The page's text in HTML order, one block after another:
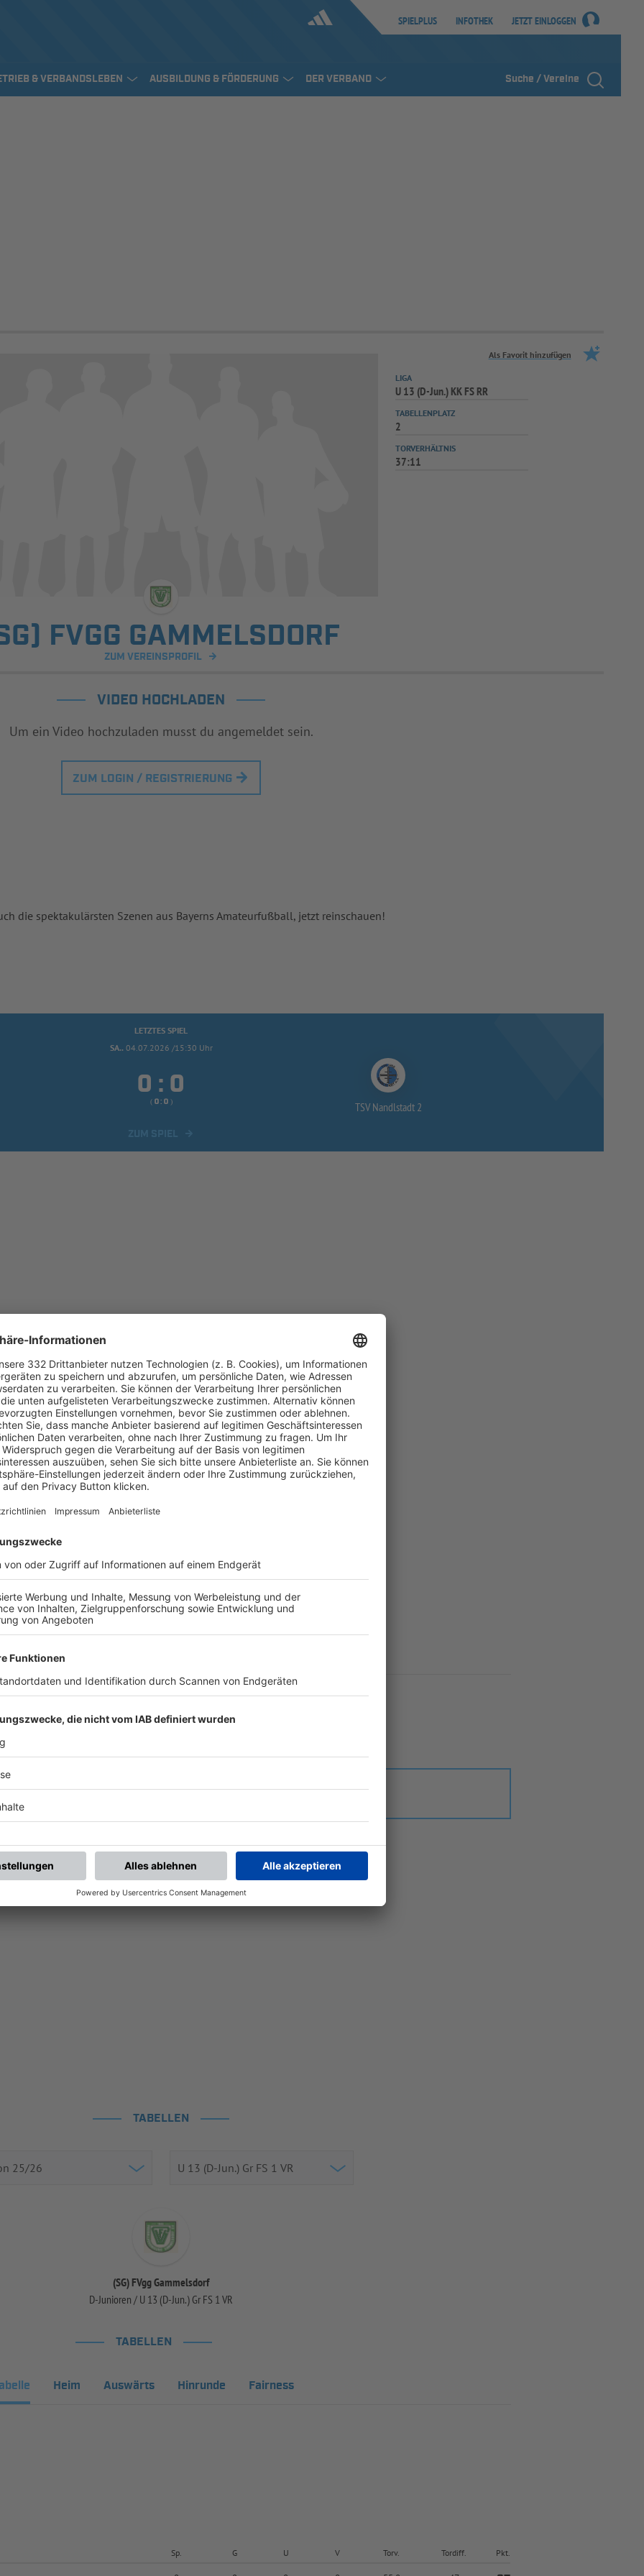
SPIELPLUS INFOTHEK JETZT EINLOGGEN
& VERBANDSLEBEN AUSBILDUNG & FÖRDERUNG DER VERBAND Suche / Vereine
Als Favorit hinzufügen
FVGG GAMMELSDORF
ZUM VEREINSPROFIL
LIGA
U 13 (D-Jun.) KK FS RR
TABELLENPLATZ
2
TORVERHÄLTNIS
37:11
VIDEO HOCHLADEN
Um ein Video hochzuladen musst du angemeldet sein.
ZUM LOGIN / REGISTRIERUNG
die spektakulärsten Szenen aus Bayerns Amateurfußball, jetzt reinschauen!
LETZTES SPIEL
SA.. 04.07.2026 /15:30 Uhr
 : 
( :  ) TSV Nandlstadt 2
UNSERE NEUIGKEITEN FÜR DICH
ALLE NEWS
Spiele
TABELLEN
(SG) FVgg Gammelsdorf
D-Junioren / U 13 (D-Jun.) Gr FS 1 VR
TABELLEN
Heim Auswärts Hinrunde Fairness
Sp. G U V Torv. Tordiff. Pkt.